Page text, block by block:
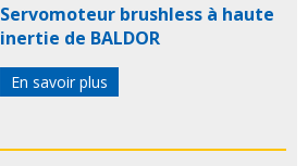
Servomoteur brushless à haute
inertie de BALDOR
En savoir plus